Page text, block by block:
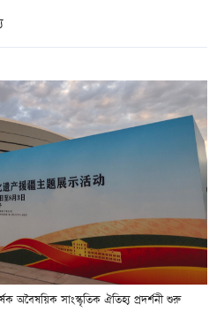
অবৈষয়িক সাংস্কৃতিক ঐতিহ্য প্রদর্শনী শুরু